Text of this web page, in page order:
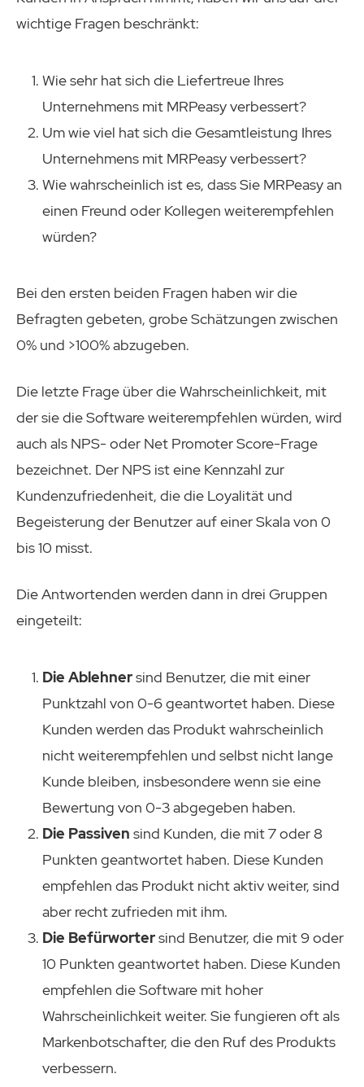
wichtige Fragen beschränkt:
Wie sehr hat sich die Liefertreue Ihres
Unternehmens mit MRPeasy verbessert?
Um wie viel hat sich die Gesamtleistung Ihres
Unternehmens mit MRPeasy verbessert?
Wie wahrscheinlich ist es, dass Sie MRPeasy an
einen Freund oder Kollegen weiterempfehlen
würden?
Bei den ersten beiden Fragen haben wir die
Befragten gebeten, grobe Schätzungen zwischen
0% und >100% abzugeben.
Die letzte Frage über die Wahrscheinlichkeit, mit
der sie die Software weiterempfehlen würden, wird
auch als NPS- oder Net Promoter Score-Frage
bezeichnet. Der NPS ist eine Kennzahl zur
Kundenzufriedenheit, die die Loyalität und
Begeisterung der Benutzer auf einer Skala von 0
bis 10 misst.
Die Antwortenden werden dann in drei Gruppen
eingeteilt:
Die Ablehnersind Benutzer, die mit einer
Punktzahl von 0-6 geantwortet haben. Diese
Kunden werden das Produkt wahrscheinlich
nicht weiterempfehlen und selbst nicht lange
Kunde bleiben, insbesondere wenn sie eine
Bewertung von 0-3 abgegeben haben.
Die Passiven sind Kunden, die mit 7 oder 8
Punkten geantwortet haben. Diese Kunden
empfehlen das Produkt nicht aktiv weiter, sind
aber recht zufrieden mit ihm.
Die Befürwortersind Benutzer, die mit 9 oder
10 Punkten geantwortet haben. Diese Kunden
empfehlen die Software mit hoher
Wahrscheinlichkeit weiter. Sie fungieren oft als
Markenbotschafter, die den Ruf des Produkts
verbessern.